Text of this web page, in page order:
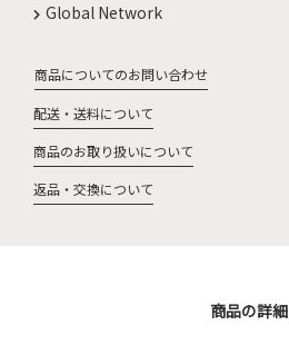
Global Network
商品についてのお問い合わせ
配送・送料について
商品のお取り扱いについて
返品・交換について
商品の詳細